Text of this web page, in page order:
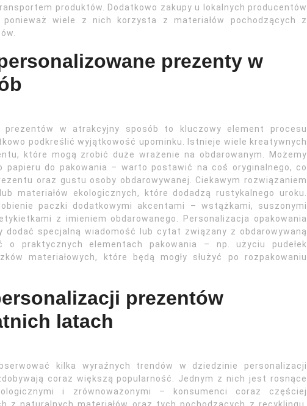
produktów. Dodatkowo zakupy u lokalnych producentów
wiele z nich korzysta z materiałów pochodzących z
prezenty w
prezentów w atrakcyjny sposób to kluczowy element procesu
podkreślić wyjątkowość upominku. Istnieje wiele kreatywnych
które mogą zrobić duże wrażenie na obdarowanym. Możemy
papieru do pakowania – warto postawić na coś oryginalnego, co
oraz gustu osoby obdarowywanej. Ciekawym rozwiązaniem
materiałów ekologicznych, które dodadzą rustykalnego uroku.
paczki dodatkowymi akcentami – wstążkami, suszonymi
z imieniem obdarowanego. Personalizacja opakowania
dodać specjalną wiadomość lub cytat związany z obdarowywaną
o praktycznych elementach pakowania – np. użyciu pudełek
materiałowych, które będą mogły służyć po rozpakowaniu
prezentów
latach
kilka wyraźnych trendów w dziedzinie personalizacji
coraz większą popularność. Jednym z nich jest rosnące
i zrównoważonymi – konsumenci coraz częściej